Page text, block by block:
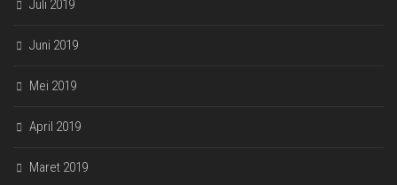
Juli 2019
Juni 2019
Mei 2019
April 2019
Maret 2019